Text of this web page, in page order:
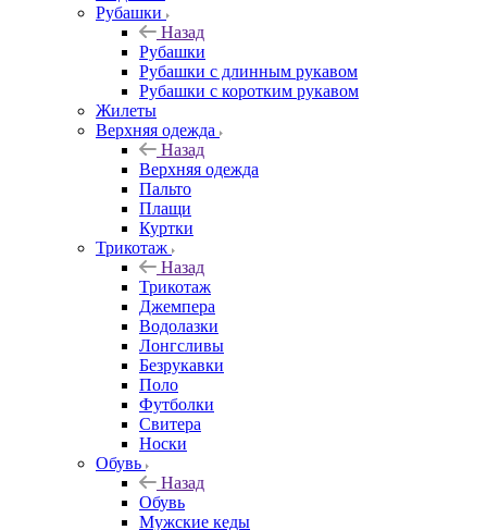
Рубашки
Назад
Рубашки
Рубашки с длинным рукавом
Рубашки с коротким рукавом
Жилеты
Верхняя одежда
Назад
Верхняя одежда
Пальто
Плащи
Куртки
Трикотаж
Назад
Трикотаж
Джемпера
Водолазки
Лонгсливы
Безрукавки
Поло
Футболки
Свитера
Носки
Обувь
Назад
Обувь
Мужские кеды